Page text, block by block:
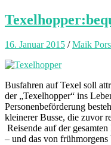
16. Januar 2015 /Maik
Busfahren auf Texel soll
der „Texelhopper“ ins
Personenbeförderung
kleinerer Busse, die zuvor
Reisende auf der
– und das von frühmorgens